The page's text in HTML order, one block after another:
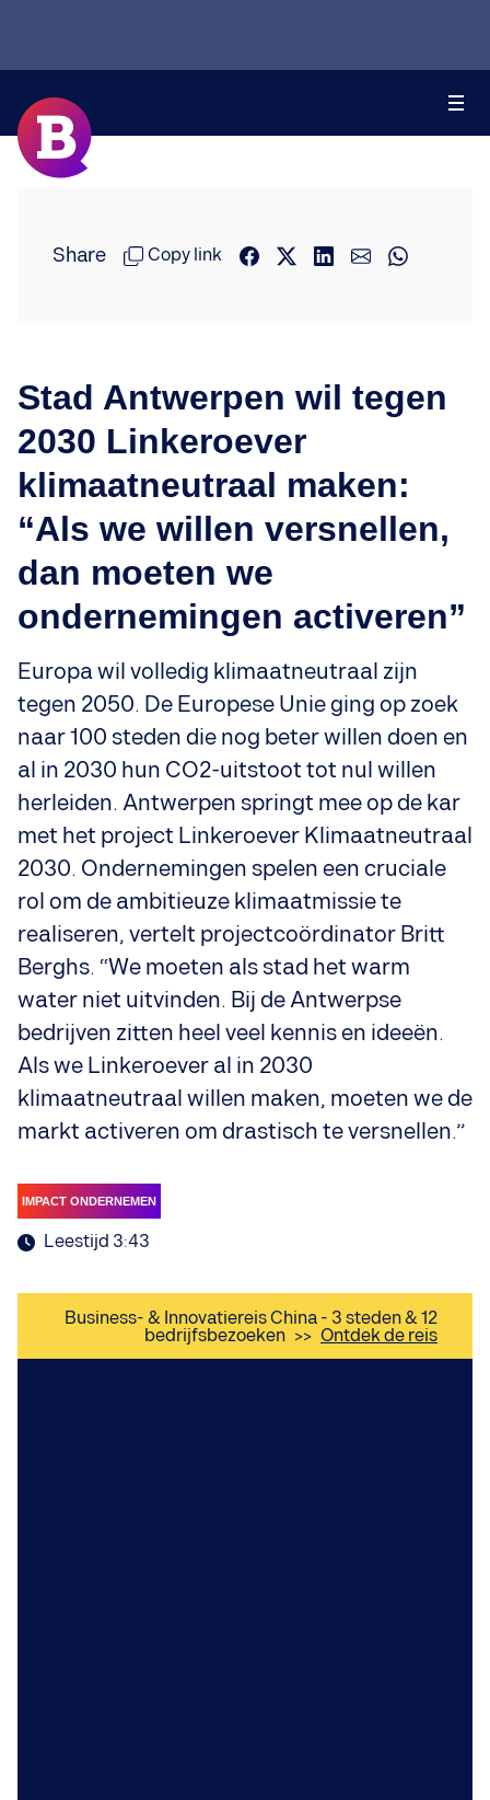
Share Copy link
Stad Antwerpen wil tegen
2030 Linkeroever
klimaatneutraal maken:
“Als we willen versnellen,
dan moeten we
ondernemingen activeren”
Europa wil volledig klimaatneutraal zijn
tegen 2050. De Europese Unie ging op zoek
naar 100 steden die nog beter willen doen en
al in 2030 hun CO2-uitstoot tot nul willen
herleiden. Antwerpen springt mee op de kar
met het project Linkeroever Klimaatneutraal
2030. Ondernemingen spelen een cruciale
rol om de ambitieuze klimaatmissie te
realiseren, vertelt projectcoördinator Britt
Berghs. “We moeten als stad het warm
water niet uitvinden. Bij de Antwerpse
bedrijven zitten heel veel kennis en ideeën.
Als we Linkeroever al in 2030
klimaatneutraal willen maken, moeten we de
markt activeren om drastisch te versnellen.”
IMPACT ONDERNEMEN
Leestijd 3:43
Business- & Innovatiereis China - 3 steden & 12
bedrijfsbezoeken >> Ontdek de reis